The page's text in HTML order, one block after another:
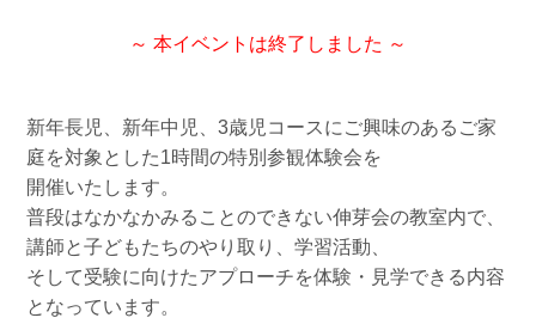
～ 本イベントは終了しました ～
新年長児、新年中児、3歳児コースにご興味のあるご家
庭を対象とした1時間の特別参観体験会を
開催いたします。
普段はなかなかみることのできない伸芽会の教室内で、
講師と子どもたちのやり取り、学習活動、
そして受験に向けたアプローチを体験・見学できる内容
となっています。